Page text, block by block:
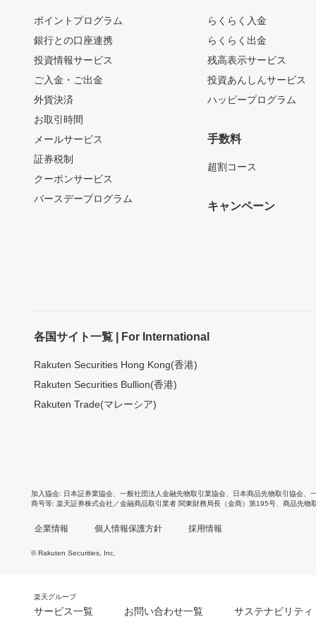
ポイントプログラム
銀行との口座連携
投資情報サービス
ご入金・ご出金
外貨決済
お取引時間
メールサービス
証券税制
クーポンサービス
バースデープログラム
らくらく入金
らくらく出金
残高表示サービス
投資あんしんサービス
ハッピープログラム
手数料
超割コース
キャンペーン
各国サイト一覧 | For International
Rakuten Securities Hong Kong(香港)
Rakuten Securities Bullion(香港)
Rakuten Trade(マレーシア)
加入協会 日本証券業協会 一般社団法人金融先物取引業協会 日本商品先物取引協会
商号等 楽天証券株式会社／金融商品取引業者 関東財務局長（金商）第195号、商品先物
企業情報 個人情報保護方針 採用情報
© Rakuten Securities, Inc.
楽天グループ
サービス一覧 お問い合わせ一覧 サステナビリティ